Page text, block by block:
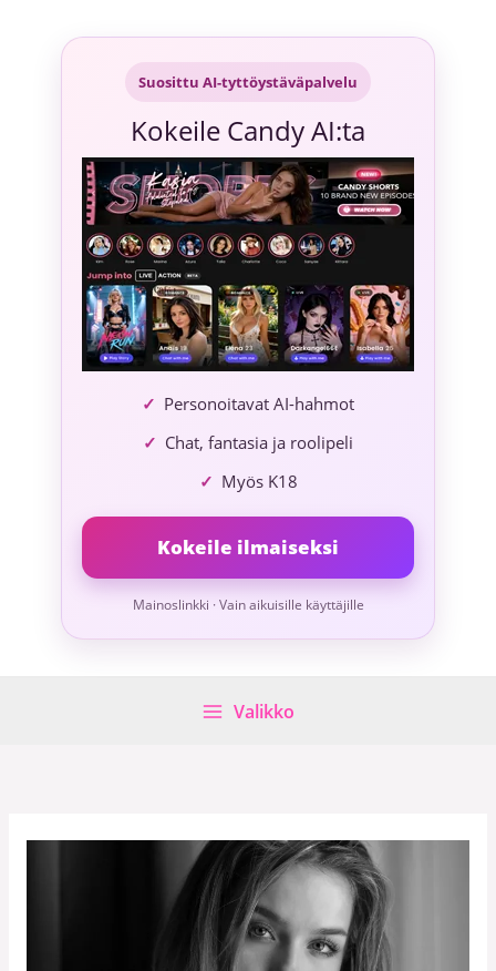
sisältöön
Suosittu AI-tyttöystäväpalvelu
Kokeile Candy AI:ta
Personoitavat AI-hahmot
Chat, fantasia ja roolipeli
Myös K18
Kokeile ilmaiseksi
Mainoslinkki · Vain aikuisille käyttäjille
Valikko